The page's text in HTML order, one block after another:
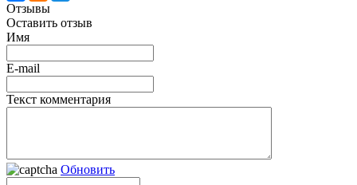
Отзывы
Оставить отзыв
Имя
E-mail
Текст комментария
Обновить